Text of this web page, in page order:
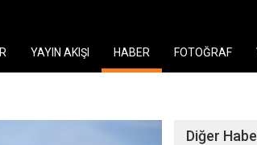
YAYIN AKIŞI HABER FOTOĞRAF
Diğer